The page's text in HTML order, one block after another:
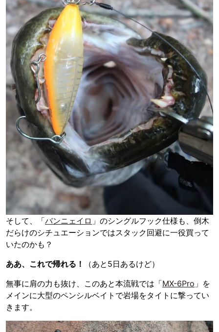
そして、「バンニェイロ 」のシングルフック仕様も、倒木
だらけのシチュエーションではスタック回避に一役買って
いたのかも？
ああ、これで帰れる！
（あと5日あるけど）
無事に肩の力も抜け、このあと本流戦では「MX-6Pro 」を
メインに大型のペンシルベイトで岩場をタイトに撃ってい
きます。